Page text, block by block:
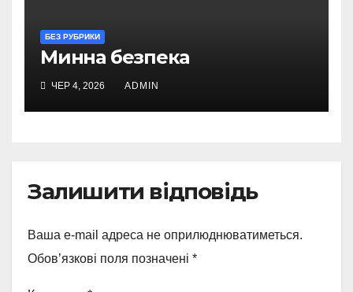
БЕЗ РУБРИКИ
Минна безпека
ЧЕР 4, 2026 ADMIN
Залишити відповідь
Ваша e-mail адреса не оприлюднюватиметься.
Обов’язкові поля позначені *